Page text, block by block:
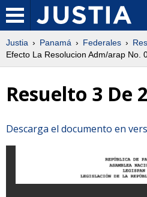
Justia Panamá Federales
Efecto La Resolucion Adm/arap No.
Resuelto 3 De
Descarga el documento en